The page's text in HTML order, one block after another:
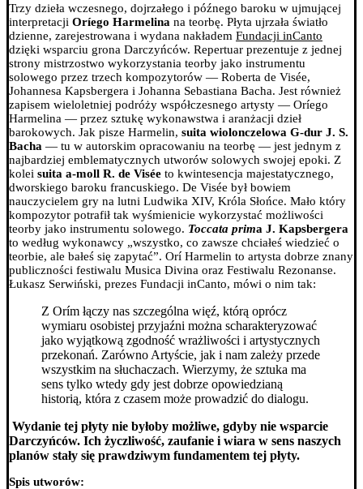
Trzy dzieła wczesnego, dojrzałego i późnego baroku w ujmującej
interpretacji Oríego Harmelina na teorbę. Płyta ujrzała światło
dzienne, zarejestrowana i wydana nakładem Fundacji inCanto
dzięki wsparciu grona Darczyńców. Repertuar prezentuje z jednej
strony mistrzostwo wykorzystania teorby jako instrumentu
solowego przez trzech kompozytorów — Roberta de Visée,
Johannesa Kapsbergera i Johanna Sebastiana Bacha. Jest również
zapisem wieloletniej podróży współczesnego artysty — Oríego
Harmelina — przez sztukę wykonawstwa i aranżacji dzieł
barokowych. Jak pisze Harmelin, suita wiolonczelowa G-dur J. S.
Bacha — tu w autorskim opracowaniu na teorbę — jest jednym z
najbardziej emblematycznych utworów solowych swojej epoki. Z
kolei suita a-moll R. de Visée to kwintesencja majestatycznego,
dworskiego baroku francuskiego. De Visée był bowiem
nauczycielem gry na lutni Ludwika XIV, Króla Słońce. Mało który
kompozytor potrafił tak wyśmienicie wykorzystać możliwości
teorby jako instrumentu solowego. Toccata prima J. Kapsbergera
to według wykonawcy „wszystko, co zawsze chciałeś wiedzieć o
teorbie, ale bałeś się zapytać”. Orí Harmelin to artysta dobrze znany
publiczności festiwalu Musica Divina oraz Festiwalu Rezonanse.
Łukasz Serwiński, prezes Fundacji inCanto, mówi o nim tak:
Z Orím łączy nas szczególna więź, którą oprócz
wymiaru osobistej przyjaźni można scharakteryzować
jako wyjątkową zgodność wrażliwości i artystycznych
przekonań. Zarówno Artyście, jak i nam zależy przede
wszystkim na słuchaczach. Wierzymy, że sztuka ma
sens tylko wtedy gdy jest dobrze opowiedzianą
historią, która z czasem może prowadzić do dialogu.
Wydanie tej płyty nie byłoby możliwe, gdyby nie wsparcie
Darczyńców. Ich życzliwość, zaufanie i wiara w sens naszych
planów stały się prawdziwym fundamentem tej płyty.
Spis utworów: